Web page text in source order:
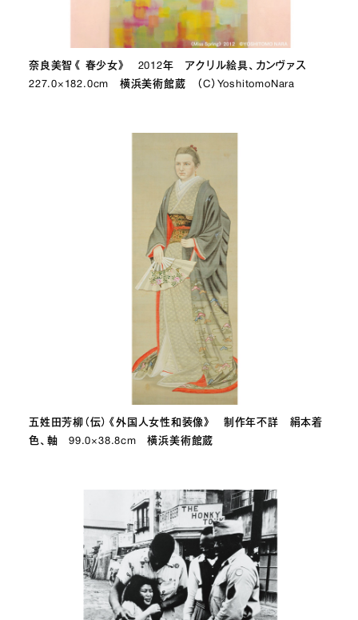
奈良美智《 春少女》 2012年 アクリル絵具、カンヴァス
227.0×182.0cm 横浜美術館蔵 （C）YoshitomoNara
五姓田芳柳（伝）《外国人女性和装像》 制作年不詳 絹本着
色、軸 99.0×38.8cm 横浜美術館蔵